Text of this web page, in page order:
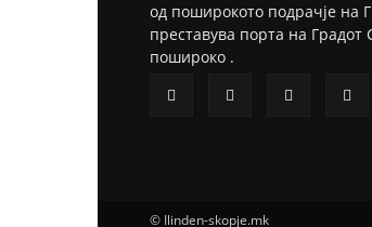
од поширокото подрачје на
преставува порта на Градот
пошироко .
© Ilinden-skopje.mk